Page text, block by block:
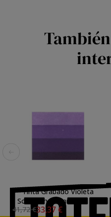
Tinta Grabado Violeta
Solido Charbonnel, 60 ml.
S.6
41,72 €33,37 €